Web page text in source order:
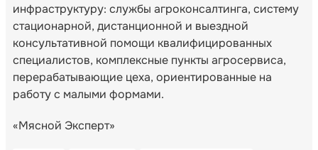
инфраструктуру: службы агроконсалтинга, систему
стационарной, дистанционной и выездной
консультативной помощи квалифицированных
специалистов, комплексные пункты агросервиса,
перерабатывающие цеха, ориентированные на
работу с малыми формами.
«Мясной Эксперт»